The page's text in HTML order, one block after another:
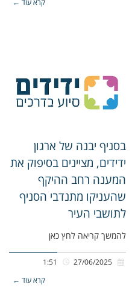
קרא עוד ←
בסניף יבנה של ארגון
ידידים, מציינים בסיפוק את
המענה רחב ההיקף
שהעניקו מתנדבי הסניף
לתושבי העיר
להמשך קריאה לחץ כאן
קרא עוד ←